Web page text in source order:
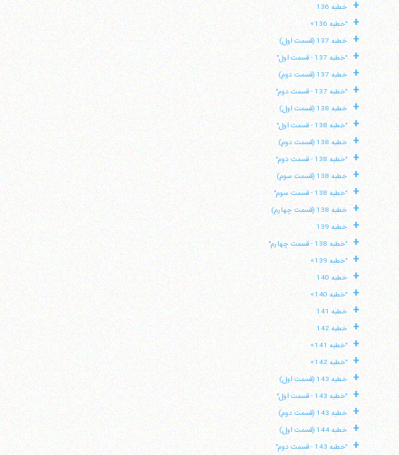
+ خطبه 136
+ "خطبه 136»
+ خطبه 137 (قسمت اول)
+ "خطبه 137 - قسمت اول"
+ خطبه 137 (قسمت دوم)
+ "خطبه 137 - قسمت دوم"
+ خطبه 138 (قسمت اول)
+ "خطبه 138 - قسمت اول"
+ خطبه 138 (قسمت دوم)
+ "خطبه 138 - قسمت دوم"
+ خطبه 138 (قسمت سوم)
+ "خطبه 138 - قسمت سوم"
+ خطبه 138 (قسمت چهارم)
+ خطبه 139
+ "خطبه 138 - قسمت چهارم"
+ "خطبه 139»
+ خطبه 140
+ "خطبه 140»
+ خطبه 141
+ خطبه 142
+ "خطبه 141»
+ "خطبه 142»
+ خطبه 143 (قسمت اول)
+ "خطبه 143 - قسمت اول"
+ خطبه 143 (قسمت دوم)
+ خطبه 144 (قسمت اول)
+ "خطبه 143 - قسمت دوم"